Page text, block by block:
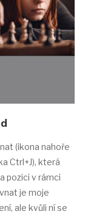
(ikona nahoře
Ctrl+J), která
pozici v rámci
je moje
ale kvůli ní se